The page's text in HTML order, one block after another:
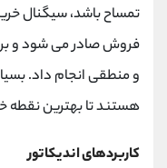
تمساح باشد، سیگنال
فروش صادر می شود و
و منطقی انجام داد.
هستند تا بهترین نقطه
کاربردهای اندیکاتور